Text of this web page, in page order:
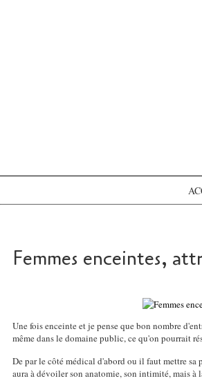
Femmes enceintes,
Une fois enceinte et je pense que bon nombre
même dans le domaine public, ce qu'on pourrait
De par le côté médical d'abord ou il faut mettre
aura à dévoiler son anatomie, son intimité, mais à